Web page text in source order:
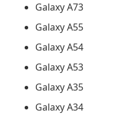
Galaxy A73
Galaxy A55
Galaxy A54
Galaxy A53
Galaxy A35
Galaxy A34